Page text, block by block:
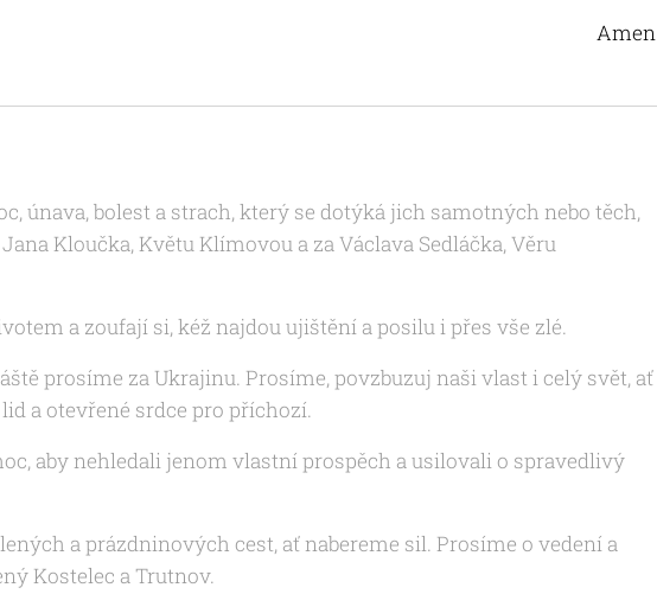
Amen
únava, bolest a strach, který se dotýká jich samotných nebo těch,
Kloučka, Květu Klímovou a za Václava Sedláčka, Věru
a zoufají si, kéž najdou ujištění a posilu i přes vše zlé.
prosíme za Ukrajinu. Prosíme, povzbuzuj naši vlast i celý svět, ať
a otevřené srdce pro příchozí.
aby nehledali jenom vlastní prospěch a usilovali o spravedlivý
a prázdninových cest, ať nabereme sil. Prosíme o vedení a
Kostelec a Trutnov.